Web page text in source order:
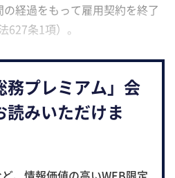
経過をもって雇用契約を終了
627条1項）。
務プレミアム」会
読みいただけま